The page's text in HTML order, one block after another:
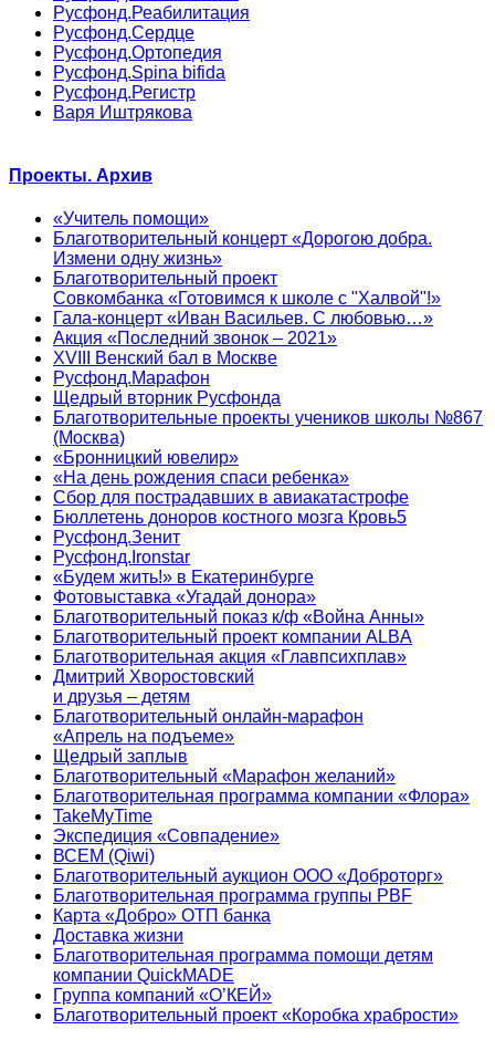
Русфонд.Реабилитация
Русфонд.Сердце
Русфонд.Ортопедия
Русфонд.Spina bifida
Русфонд.Регистр
Варя Иштрякова
Проекты. Архив
«Учитель помощи»
Благотворительный концерт «Дорогою добра.
Измени одну жизнь»
Благотворительный проект
Совкомбанка «Готовимся к школе с "Халвой"!»
Гала-концерт «Иван Васильев. С любовью…»
Акция «Последний звонок – 2021»
XVIII Венский бал в Москве
Русфонд.Марафон
Щедрый вторник Русфонда
Благотворительные проекты учеников школы №867
(Москва)
«Бронницкий ювелир»
«На день рождения спаси ребенка»
Сбор для пострадавших в авиакатастрофе
Бюллетень доноров костного мозга Кровь5
Русфонд.Зенит
Русфонд.Ironstar
«Будем жить!» в Екатеринбурге
Фотовыставка «Угадай донора»
Благотворительный показ к/ф «Война Анны»
Благотворительный проект компании ALBA
Благотворительная акция «Главпсихплав»
Дмитрий Хворостовский
и друзья – детям
Благотворительный онлайн‑марафон
«Апрель на подъеме»
Щедрый заплыв
Благотворительный «Марафон желаний»
Благотворительная программа компании «Флора»
TakeMyTime
Экспедиция «Совпадение»
ВСЕМ (Qiwi)
Благотворительный аукцион ООО «Доброторг»
Благотворительная программа группы PBF
Карта «Добро» ОТП банка
Доставка жизни
Благотворительная программа помощи детям
компании QuickMADE
Группа компаний «О’КЕЙ»
Благотворительный проект «Коробка храбрости»